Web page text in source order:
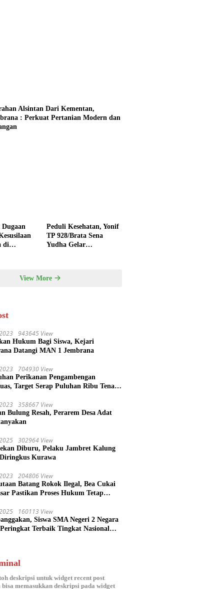
Alsintan Dari Kementan,
: Perkuat Pertanian Modern dan
di
Peduli Kesehatan, Yonif
TP 928/Brata Sena
Yudha Gelar
Gilimanuk
View More
943645 View
Hukum Bagi Siswa, Kejari
Datangi MAN 1 Jembrana
704930 View
Perikanan Pengambengan
Target Serap Puluhan Ribu Tenaga
358667 View
Bulung Resah, Perarem Desa Adat
302964 View
Diburu, Pelaku Jambret Kalung
Kurawa
204806 View
Batang Rokok Ilegal, Bea Cukai
Pastikan Proses Hukum Tetap
160113 View
Siswa SMA Negeri 2 Negara
Terbaik Tingkat Nasional
deskripsi untuk widget recent post
memasukkan deskripsi pada widget